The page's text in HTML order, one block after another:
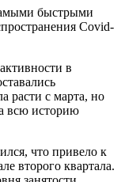
быстрыми
Covid-
в
расти с марта, но
всю историю
что привело к
второго квартала.